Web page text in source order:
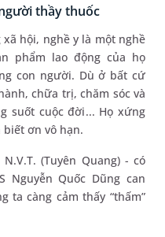
thầy thuốc
hội, nghề y là một nghề
phẩm lao động của họ
con người. Dù ở bất cứ
chữa trị, chăm sóc và
suốt cuộc đời... Họ xứng
ơn vô hạn.
(Tuyên Quang) - có
Nguyễn Quốc Dũng can
ta càng cảm thấy “thấm”